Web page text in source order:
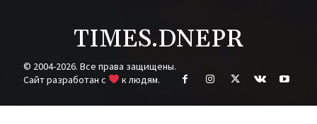
TIMES.DNEPR
© 2004-2026. Все права защищены.
Cайт разработан с
к людям.